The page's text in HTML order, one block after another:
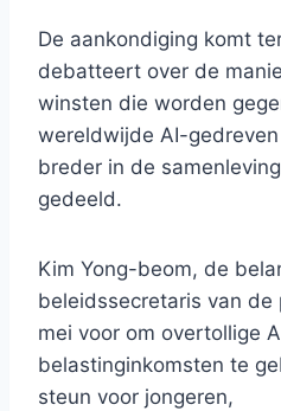
De aankondiging komt
debatteert over de
winsten die worden
wereldwijde AI-
breder in de
gedeeld.
Kim Yong-beom, de
beleidssecretaris van
mei voor om overtollige
belastinginkomsten te
steun voor jongeren,